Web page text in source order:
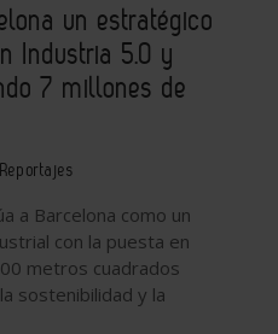
un estratégico
Industria 5.0 y
7 millones de
Reportajes
a Barcelona como un
con la puesta en
metros cuadrados
sostenibilidad y la